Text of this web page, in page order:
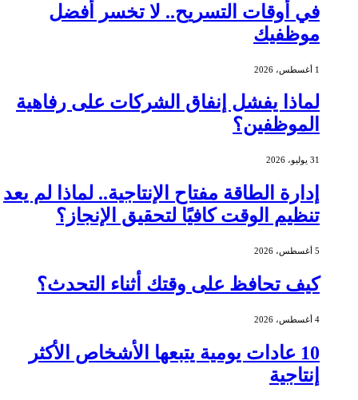
في أوقات التسريح.. لا تخسر أفضل
موظفيك
1 أغسطس، 2026
لماذا يفشل إنفاق الشركات على رفاهية
الموظفين؟
31 يوليو، 2026
إدارة الطاقة مفتاح الإنتاجية.. لماذا لم يعد
تنظيم الوقت كافيًا لتحقيق الإنجاز؟
5 أغسطس، 2026
كيف تحافظ على وقتك أثناء التحدث؟
4 أغسطس، 2026
10 عادات يومية يتبعها الأشخاص الأكثر
إنتاجية